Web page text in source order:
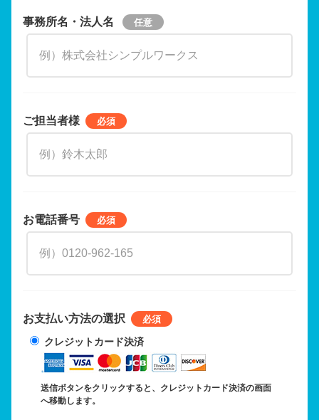
事務所名・法人名
ご担当者様
お電話番号
お支払い方法の選択
クレジットカード決済
送信ボタンをクリックすると、クレジットカード決済の画面
へ移動します。